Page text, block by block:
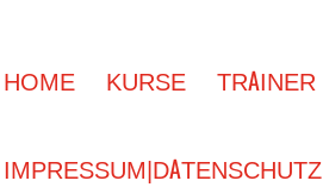
HOME KURSE TRAINER
IMPRESSUM|DATENSCHUTZ